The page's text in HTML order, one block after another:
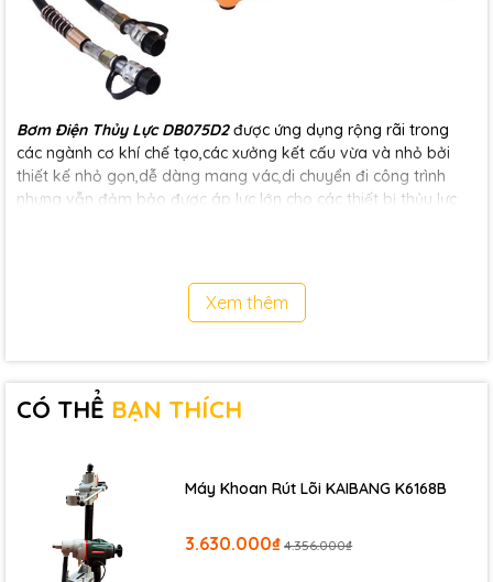
Bơm Điện Thủy Lực DB075D2được ứng dụng rộng rãi trong
các ngành cơ khí chế tạo,các xưởng kết cấu vừa và nhỏ bởi
thiết kế nhỏ gọn,dễ dàng mang vác,di chuyển đi công trình
nhưng vẫn đảm bảo được áp lực lớn cho các thiết bị thủy lực.
Xem thêm
CÓ THỂ BẠN THÍCH
Máy Khoan Rút Lõi KAIBANG K6168B
3.630.000₫ 4.356.000₫